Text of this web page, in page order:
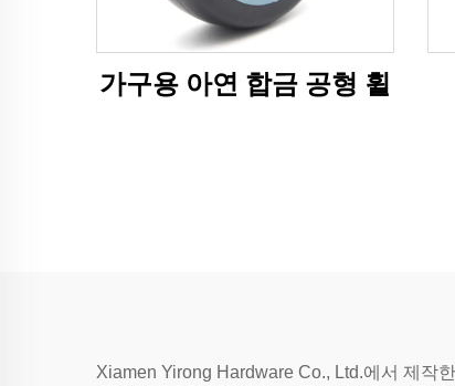
가구용 아연 합금 공형 휠
Xiamen Yirong Hardware Co., Ltd.에서 제작